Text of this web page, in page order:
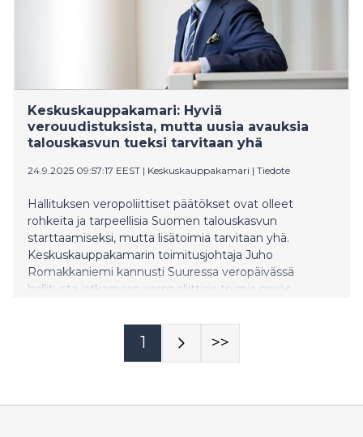
Keskuskauppakamari: Hyviä
verouudistuksista, mutta uusia avauksia
talouskasvun tueksi tarvitaan yhä
24.9.2025 09:57:17 EEST | Keskuskauppakamari | Tiedote
Hallituksen veropoliittiset päätökset ovat olleet
rohkeita ja tarpeellisia Suomen talouskasvun
starttaamiseksi, mutta lisätoimia tarvitaan yhä.
Keskuskauppakamarin toimitusjohtaja Juho
Romakkaniemi kannusti Suuressa veropäivässä
hallitusta jatkamaan veropoliittisia toimia myös
ansiotuloverotuksen laskeminen edelleen ja
korkeimman marginaaliveron painaminen alle 50
1 >>